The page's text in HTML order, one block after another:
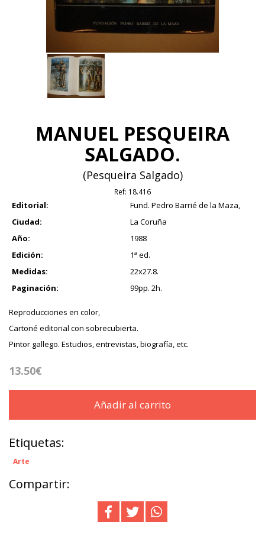
MANUEL PESQUEIRA
SALGADO.
(Pesqueira Salgado)
Ref: 18.416
Editorial:
Fund. Pedro Barrié de la Maza,
Ciudad:
La Coruña
Año:
1988
Edición:
1ª ed.
Medidas:
22x27.8.
Paginación:
99pp. 2h.
Reproducciones en color,
Cartoné editorial con sobrecubierta.
Pintor gallego. Estudios, entrevistas, biografía, etc.
13.50€
Añadir al carrito
Etiquetas:
Arte
Compartir: